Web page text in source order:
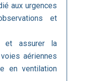
aux urgences
et
et assurer la
aériennes
en ventilation